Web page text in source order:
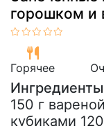
горошком и
Горячее
Ингредиенты
150 г
кубиками